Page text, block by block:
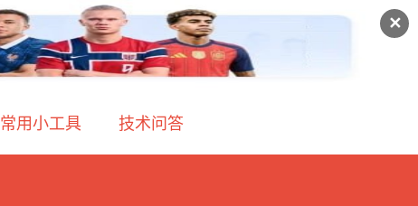
✕
常用小工具 技术问答